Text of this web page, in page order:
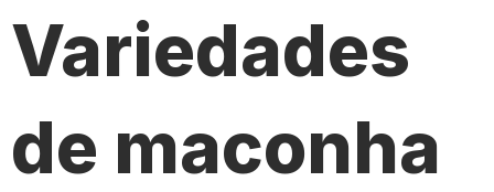
Variedades
de maconha